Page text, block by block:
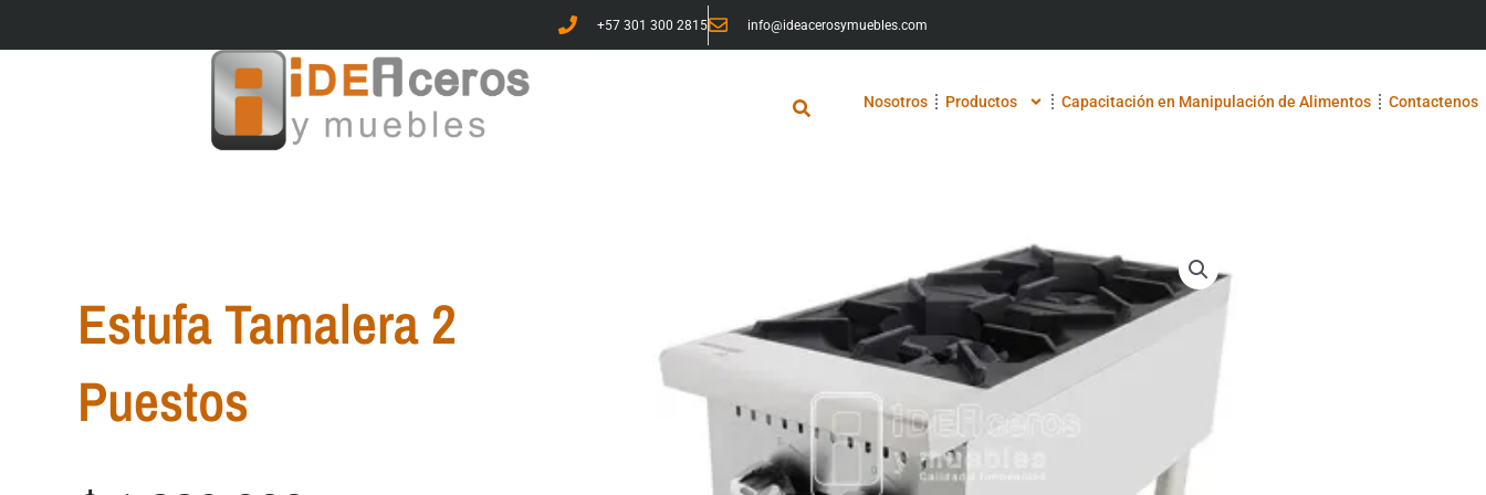
al
+57 301 300 2815 info@ideacerosymuebles.com
Nosotros Productos Capacitación en Manipulación de Alimentos Contactenos
Estufa Tamalera 2
Puestos